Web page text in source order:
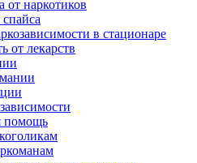
от наркотиков
в стационаре
от лекарств
помощь